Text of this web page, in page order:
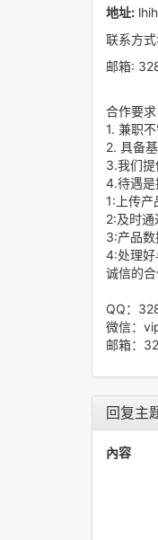
地址:
联系方
邮箱:
合作要求
1. 兼职
2. 具备
3.我们提
4.待遇是
1:上传
2:及时通
3:产品数
4:处理好
诚信的
QQ：
微信：
邮箱：
回复主
內容